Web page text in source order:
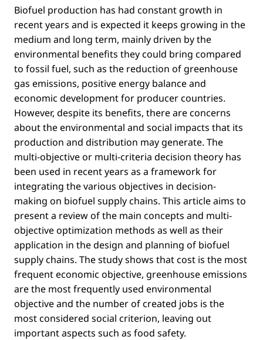
Biofuel production has had constant growth in
recent years and is expected it keeps growing in the
medium and long term, mainly driven by the
environmental beneﬁts they could bring compared
to fossil fuel, such as the reduction of greenhouse
gas emissions, positive energy balance and
economic development for producer countries.
However, despite its beneﬁts, there are concerns
about the environmental and social impacts that its
production and distribution may generate. The
multi-objective or multi-criteria decision theory has
been used in recent years as a framework for
integrating the various objectives in decision-
making on biofuel supply chains. This article aims to
present a review of the main concepts and multi-
objective optimization methods as well as their
application in the design and planning of biofuel
supply chains. The study shows that cost is the most
frequent economic objective, greenhouse emissions
are the most frequently used environmental
objective and the number of created jobs is the
most considered social criterion, leaving out
important aspects such as food safety.